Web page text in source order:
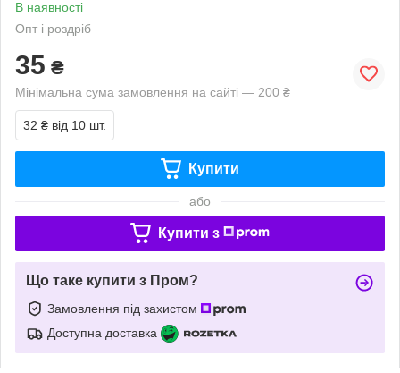
В наявності
Опт і роздріб
35 ₴
Мінімальна сума замовлення на сайті — 200 ₴
32 ₴ від 10 шт.
Купити
або
Купити з
Що таке купити з Пром?
Замовлення під захистом
Доступна доставка